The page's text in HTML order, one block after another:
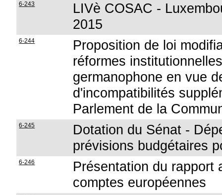
6-243
LIVè COSAC -
2015
6-244
Proposition de loi
réformes
germanophone en vue
d'incompatibilités
Parlement de la
6-245
Dotation du Sénat -
prévisions budgétaires
6-246
Présentation du rapport
comptes européennes